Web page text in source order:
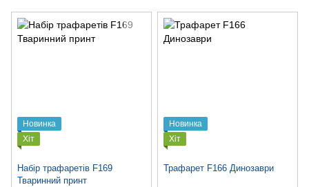
Новинка
Хіт
Набір трафаретів F169
Тваринний принт
Новинка
Хіт
Трафарет F166 Динозаври